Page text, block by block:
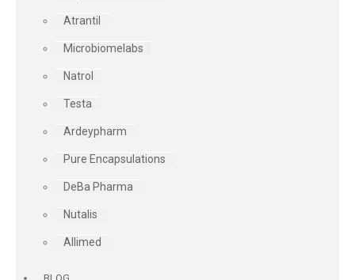
Atrantil
Microbiomelabs
Natrol
Testa
Ardeypharm
Pure Encapsulations
DeBa Pharma
Nutalis
Allimed